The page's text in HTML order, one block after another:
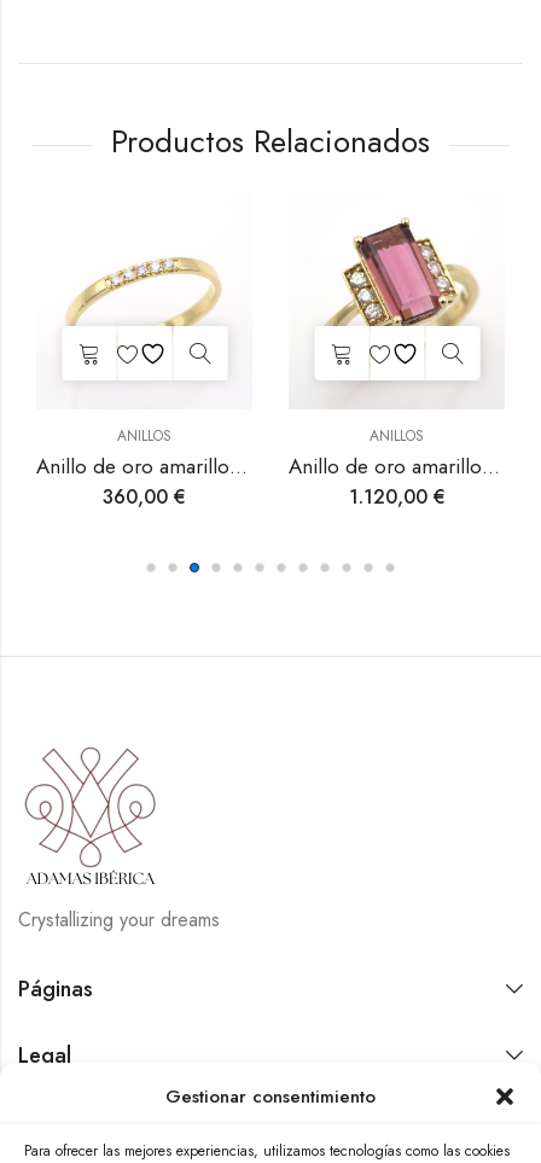
Gestionar consentimiento
Para ofrecer las mejores experiencias, utilizamos tecnologías como las cookies
Productos Relacionados
ANILLOS
Anillo de oro amarillo con turmalina rosa y diamantes.
1.120,00
ANILLOS
Anillo de oro blanco con zafiro rosa y diamantes.
410,00€
Crystallizing your dreams
Páginas
Legal